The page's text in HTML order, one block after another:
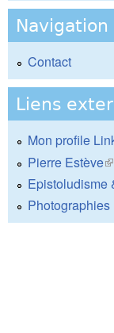
Navigation
Contact
Liens
Mon profile
Pierre Estève
Epistoludisme
Photographies